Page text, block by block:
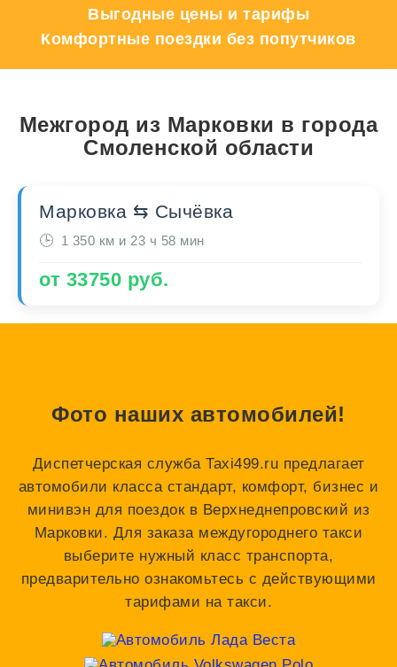
Выгодные цены и тарифы
Комфортные поездки без попутчиков
Межгород из Марковки в города
Смоленской области
Марковка ⇆ Сычёвка
1 350 км и 23 ч 58 мин
от 33750 руб.
Фото наших автомобилей!
Диспетчерская служба Taxi499.ru предлагает
автомобили класса стандарт, комфорт, бизнес и
минивэн для поездок в Верхнеднепровский из
Марковки. Для заказа междугороднего такси
выберите нужный класс транспорта,
предварительно ознакомьтесь с действующими
тарифами на такси.